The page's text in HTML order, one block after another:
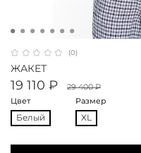
(0)
ЖАКЕТ
19 110 ₽
29 400 ₽
Цвет
Бeлый
Размер
XL